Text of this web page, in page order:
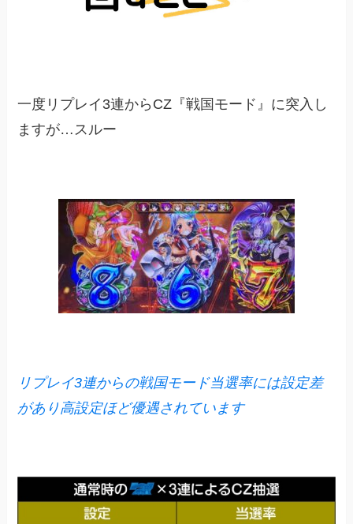
一度リプレイ3連からCZ『戦国モード』に突入し
ますが…スルー
リプレイ3連からの戦国モード当選率には設定差
があり高設定ほど優遇されています